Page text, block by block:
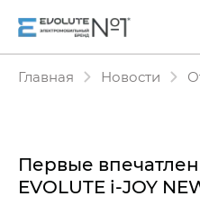
Главная Новости
Первые
EVOLUTE i‑JOY